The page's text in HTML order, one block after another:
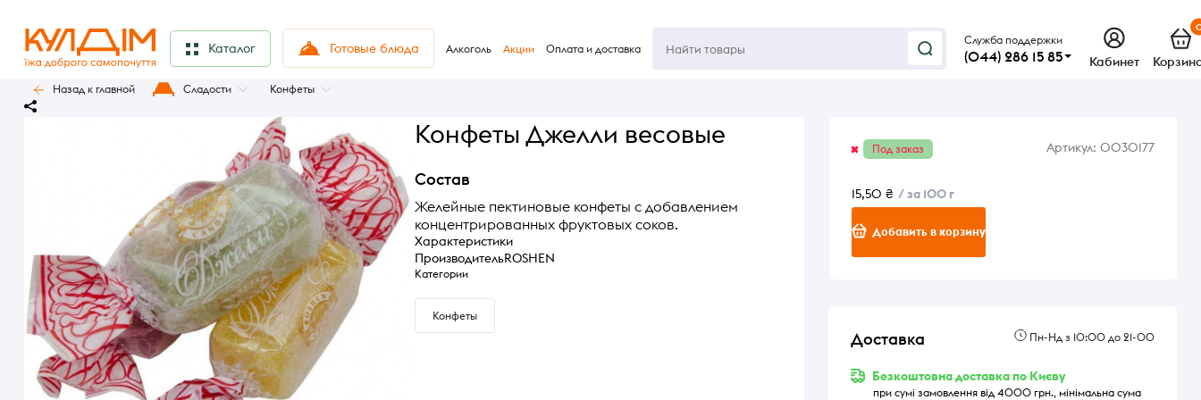
Каталог Готовые блюда Алкоголь Акции Оплата и доставка
Служба поддержки
(044) 286 15 85 Кабинет
Назад к главной Сладости Конфеты
Конфеты Джелли весовые
Состав
Желейные пектиновые конфеты с добавлением
концентрированных фруктовых соков.
Характеристики
ПроизводительROSHEN
Категории
Конфеты
Под заказ Артикул: 0030177
15,50 ₴ / за 100 г
Добавить в корзину
Доставка Пн-Нд з 10:00 до 21-00
Безкоштовна доставка по Києву
при сумі замовлення від 4000 грн., мінімальна сума